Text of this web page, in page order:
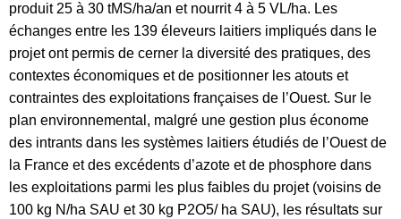
produit 25 à 30 tMS/ha/an et nourrit 4 à 5 VL/ha. Les
échanges entre les 139 éleveurs laitiers impliqués dans le
projet ont permis de cerner la diversité des pratiques, des
contextes économiques et de positionner les atouts et
contraintes des exploitations françaises de l’Ouest. Sur le
plan environnemental, malgré une gestion plus économe
des intrants dans les systèmes laitiers étudiés de l’Ouest de
la France et des excédents d’azote et de phosphore dans
les exploitations parmi les plus faibles du projet (voisins de
100 kg N/ha SAU et 30 kg P2O5/ ha SAU), les résultats sur